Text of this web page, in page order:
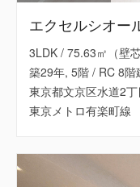
エクセルシオー
3LDK / 75.63㎡（壁芯
築29年, 5階 / RC 8階
東京都文京区水道2
東京メトロ有楽町線